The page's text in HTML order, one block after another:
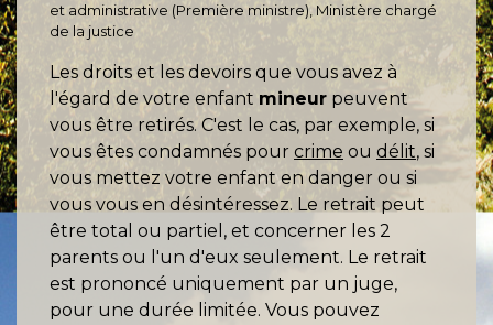
et administrative (Première ministre), Ministère chargé
de la justice
Les droits et les devoirs que vous avez à
l'égard de votre enfant mineur peuvent
vous être retirés. C'est le cas, par exemple, si
vous êtes condamnés pour crime ou délit, si
vous mettez votre enfant en danger ou si
vous vous en désintéressez. Le retrait peut
être total ou partiel, et concerner les 2
parents ou l'un d'eux seulement. Le retrait
est prononcé uniquement par un juge,
pour une durée limitée. Vous pouvez